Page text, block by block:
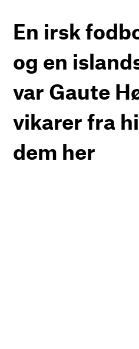
En irsk
og en
var Gaute
vikarer fra
dem her